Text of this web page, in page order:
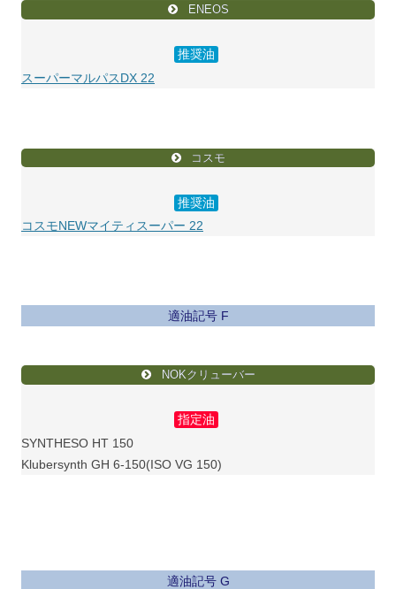
ENEOS
推奨油
スーパーマルパスDX 22
コスモ
推奨油
コスモNEWマイティスーパー 22
適油記号 F
NOKクリューバー
指定油
SYNTHESO HT 150
Klubersynth GH 6-150(ISO VG 150)
適油記号 G